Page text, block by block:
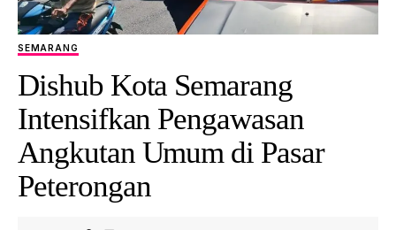
SEMARANG
Dishub Kota Semarang
Intensifkan Pengawasan
Angkutan Umum di Pasar
Peterongan